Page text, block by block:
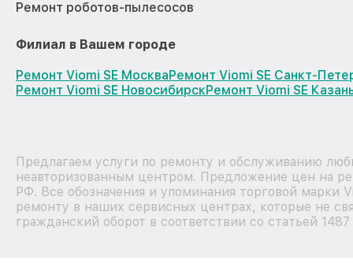
Ремонт роботов-пылесосов
Филиал в Вашем городе
Ремонт Viomi SE МоскваРемонт Viomi SE Санкт-
Ремонт Viomi SE НовосибирскРемонт Viomi SE
Предлагаем услуги по ремонту и обслуживанию
неавторизованным центром. Предложение цен на
РФ. Все обозначения и упоминания торговой марки
ремонту в наших сервисных центрах, которые не
гражданский оборот в соответствии со статьей